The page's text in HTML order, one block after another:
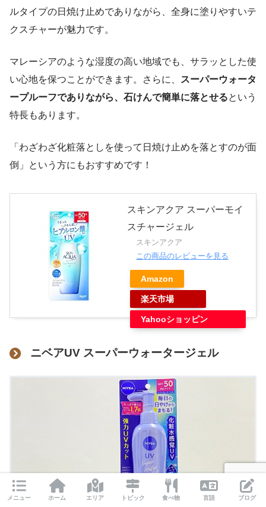
ルタイプの日焼け止めでありながら、全身に塗りやすいテ
クスチャーが魅力です。
マレーシアのような湿度の高い地域でも、サラッとした使
い心地を保つことができます。さらに、 スーパーウォータ
ープルーフでありながら、石けんで簡単に落とせるという
特長もあります。
「わざわざ化粧落としを使って日焼け止めを落とすのが面
倒」という方にもおすすめです！
スキンアクア スーパーモイ
スチャージェル
スキンアクア
この商品のレビューを見る
Amazon
楽天市場
Yahooショッピン
ニベアUV スーパーウォータージェル
メニュー ホーム エリア トピック 食べ物 言語 ブログ